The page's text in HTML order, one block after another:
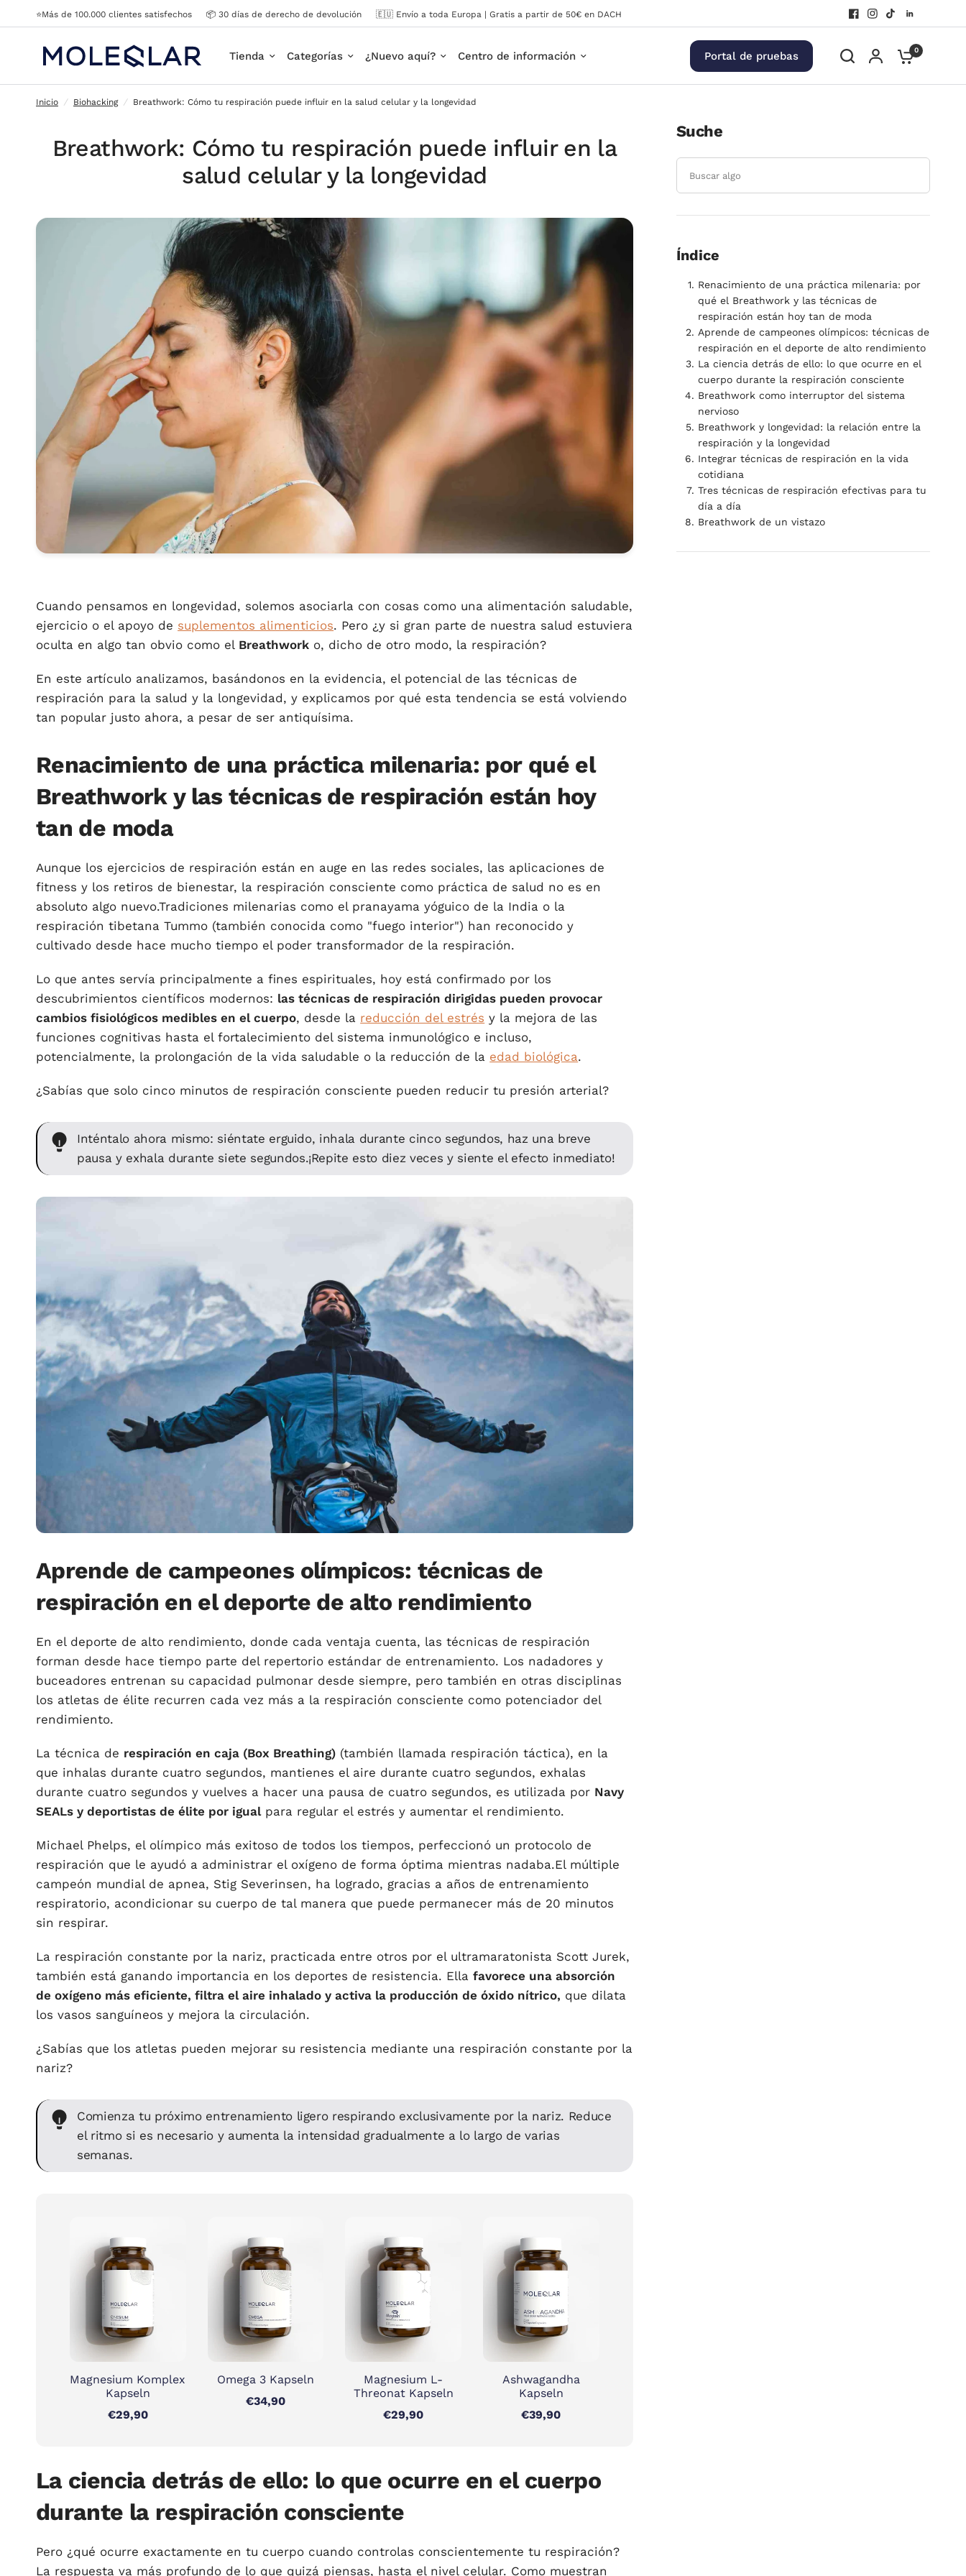
⭐Más de 100.000 clientes satisfechos 📦 30 días de derecho de devolución 🇪🇺 Envío a toda Europa | Gratis a partir de 50€ en DACH
Tienda Categorías ¿Nuevo aquí? Centro de información Portal de pruebas 0
Inicio / Biohacking / Breathwork: Cómo tu respiración puede influir en la salud celular y la longevidad
Breathwork: Cómo tu respiración puede influir en la
salud celular y la longevidad
Cuando pensamos en longevidad, solemos asociarla con cosas como una alimentación saludable,
ejercicio o el apoyo de suplementos alimenticios. Pero ¿y si gran parte de nuestra salud estuviera
oculta en algo tan obvio como el Breathwork o, dicho de otro modo, la respiración?
En este artículo analizamos, basándonos en la evidencia, el potencial de las técnicas de
respiración para la salud y la longevidad, y explicamos por qué esta tendencia se está volviendo
tan popular justo ahora, a pesar de ser antiquísima.
Renacimiento de una práctica milenaria: por qué el
Breathwork y las técnicas de respiración están hoy
tan de moda
Aunque los ejercicios de respiración están en auge en las redes sociales, las aplicaciones de
fitness y los retiros de bienestar, la respiración consciente como práctica de salud no es en
absoluto algo nuevo.Tradiciones milenarias como el pranayama yóguico de la India o la
respiración tibetana Tummo (también conocida como "fuego interior") han reconocido y
cultivado desde hace mucho tiempo el poder transformador de la respiración.
Lo que antes servía principalmente a fines espirituales, hoy está confirmado por los
descubrimientos científicos modernos: las técnicas de respiración dirigidas pueden provocar
cambios fisiológicos medibles en el cuerpo, desde la reducción del estrés y la mejora de las
funciones cognitivas hasta el fortalecimiento del sistema inmunológico e incluso,
potencialmente, la prolongación de la vida saludable o la reducción de la edad biológica.
¿Sabías que solo cinco minutos de respiración consciente pueden reducir tu presión arterial?
Inténtalo ahora mismo: siéntate erguido, inhala durante cinco segundos, haz una breve
pausa y exhala durante siete segundos.¡Repite esto diez veces y siente el efecto inmediato!
Aprende de campeones olímpicos: técnicas de
respiración en el deporte de alto rendimiento
En el deporte de alto rendimiento, donde cada ventaja cuenta, las técnicas de respiración
forman desde hace tiempo parte del repertorio estándar de entrenamiento. Los nadadores y
buceadores entrenan su capacidad pulmonar desde siempre, pero también en otras disciplinas
los atletas de élite recurren cada vez más a la respiración consciente como potenciador del
rendimiento.
La técnica de respiración en caja (Box Breathing) (también llamada respiración táctica), en la
que inhalas durante cuatro segundos, mantienes el aire durante cuatro segundos, exhalas
durante cuatro segundos y vuelves a hacer una pausa de cuatro segundos, es utilizada por Navy
SEALs y deportistas de élite por igualpara regular el estrés y aumentar el rendimiento.
Michael Phelps, el olímpico más exitoso de todos los tiempos, perfeccionó un protocolo de
respiración que le ayudó a administrar el oxígeno de forma óptima mientras nadaba.El múltiple
campeón mundial de apnea, Stig Severinsen, ha logrado, gracias a años de entrenamiento
respiratorio, acondicionar su cuerpo de tal manera que puede permanecer más de 20 minutos
sin respirar.
La respiración constante por la nariz, practicada entre otros por el ultramaratonista Scott Jurek,
también está ganando importancia en los deportes de resistencia. Ellafavorece una absorción
de oxígeno más eficiente, filtra el aire inhalado y activa la producción de óxido nítrico, que dilata
los vasos sanguíneos y mejora la circulación.
¿Sabías que los atletas pueden mejorar su resistencia mediante una respiración constante por la
nariz?
Comienza tu próximo entrenamiento ligero respirando exclusivamente por la nariz. Reduce
el ritmo si es necesario y aumenta la intensidad gradualmente a lo largo de varias
semanas.
Magnesium Komplex
Kapseln
€29,90
Omega 3 Kapseln
€34,90
Magnesium L-
Threonat Kapseln
€29,90
Ashwagandha
Kapseln
€39,90
La ciencia detrás de ello: lo que ocurre en el cuerpo
durante la respiración consciente
Pero ¿qué ocurre exactamente en tu cuerpo cuando controlas conscientemente tu respiración?
La respuesta va más profundo de lo que quizá piensas, hasta el nivel celular. Como muestran
Suche
Índice
Renacimiento de una práctica milenaria: por
qué el Breathwork y las técnicas de
respiración están hoy tan de moda
Aprende de campeones olímpicos: técnicas de
respiración en el deporte de alto rendimiento
La ciencia detrás de ello: lo que ocurre en el
cuerpo durante la respiración consciente
Breathwork como interruptor del sistema
nervioso
Breathwork y longevidad: la relación entre la
respiración y la longevidad
Integrar técnicas de respiración en la vida
cotidiana
Tres técnicas de respiración efectivas para tu
día a día
Breathwork de un vistazo